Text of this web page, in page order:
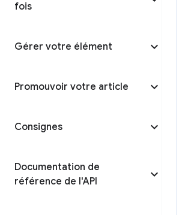
fois
Gérer votre élément
Promouvoir votre article
Consignes
Documentation de
référence de l'API